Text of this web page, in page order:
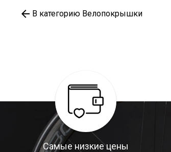
В категорию Велопокрышки
Самые низкие цены